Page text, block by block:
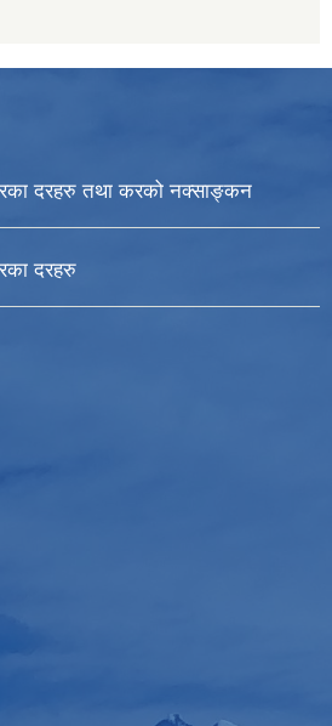
दरहरु तथा करको नक्साङ्कन
दरहरु